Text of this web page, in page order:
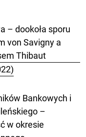
– dookoła sporu
von Savigny a
Thibaut
Bankowych i
–
w okresie